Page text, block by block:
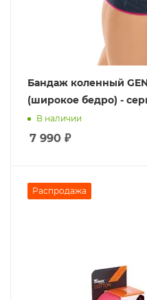
Бандаж коленный
(широкое бедро) -
В наличии
7 990 ₽
Распродажа